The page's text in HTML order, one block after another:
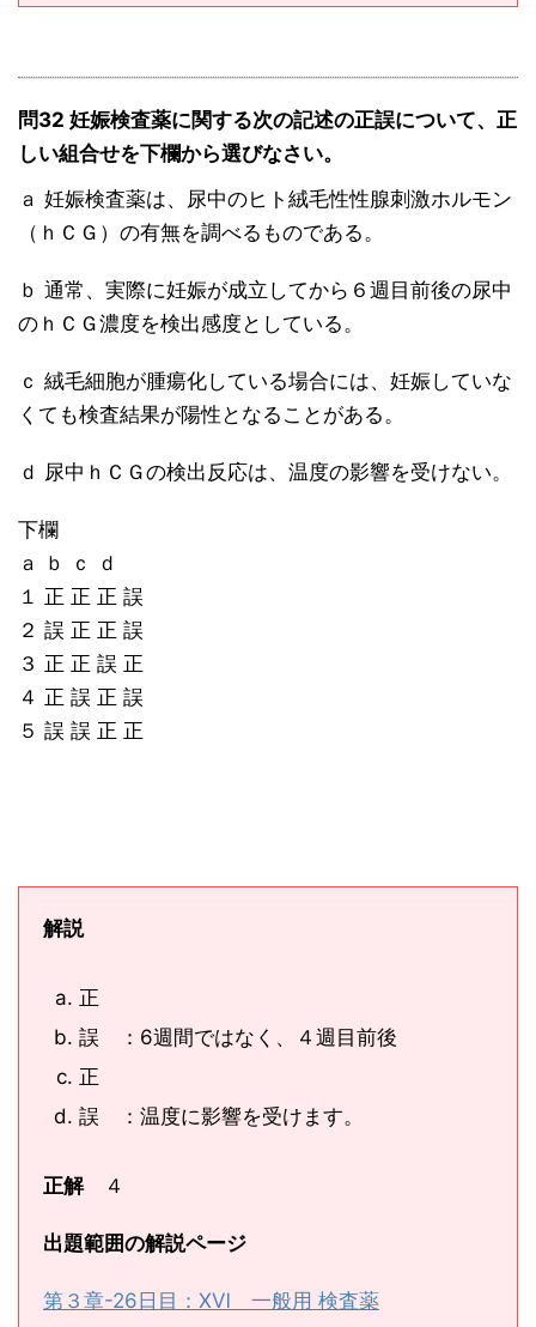
問32 妊娠検査薬に関する次の記述の正誤について、正
しい組合せを下欄から選びなさい。
ａ 妊娠検査薬は、尿中のヒト絨毛性性腺刺激ホルモン
（ｈＣＧ）の有無を調べるものである。
ｂ 通常、実際に妊娠が成立してから６週目前後の尿中
のｈＣＧ濃度を検出感度としている。
ｃ 絨毛細胞が腫瘍化している場合には、妊娠していな
くても検査結果が陽性となることがある。
ｄ 尿中ｈＣＧの検出反応は、温度の影響を受けない。
下欄
ａ ｂ ｃ ｄ
１ 正 正 正 誤
２ 誤 正 正 誤
３ 正 正 誤 正
４ 正 誤 正 誤
５ 誤 誤 正 正
解説
正
誤 ：6週間ではなく、４週目前後
正
誤 ：温度に影響を受けます。
正解４
出題範囲の解説ページ
第３章-26日目：ⅩⅥ 一般用 検査薬